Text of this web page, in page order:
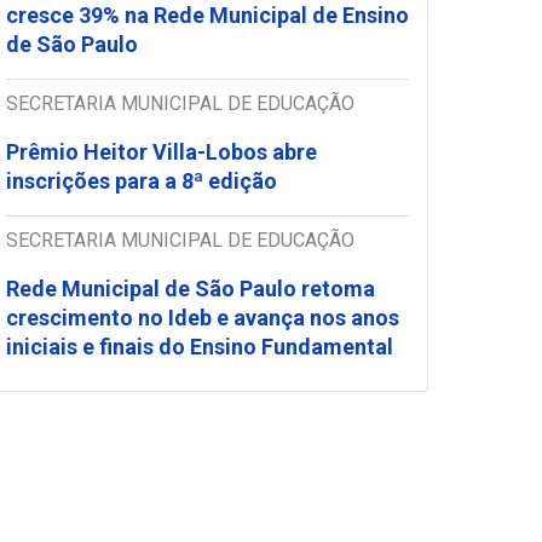
cresce 39% na Rede Municipal de Ensino
de São Paulo
SECRETARIA MUNICIPAL DE EDUCAÇÃO
Prêmio Heitor Villa-Lobos abre
inscrições para a 8ª edição
SECRETARIA MUNICIPAL DE EDUCAÇÃO
Rede Municipal de São Paulo retoma
crescimento no Ideb e avança nos anos
iniciais e finais do Ensino Fundamental